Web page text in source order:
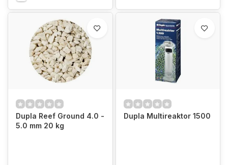
Dupla Reef Ground 4.0 -
5.0 mm 20 kg
Dupla Multireaktor 1500